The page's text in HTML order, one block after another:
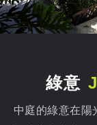
綠意
中庭的綠意在陽